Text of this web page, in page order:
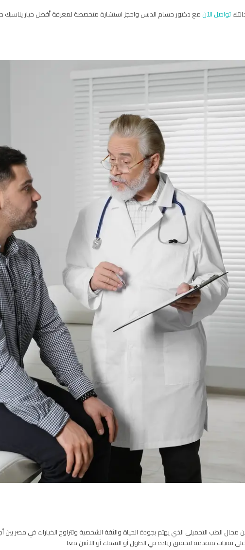
تواصل الآن مع دكتور حسام الدبس واحجز استشارة متخصصة لمعرفة أفضل خيار يناسبك
التجميلي الذي يهتم بجودة الحياة والثقة الشخصية وتتراوح الخيارات في مصر بين
على تقنيات متقدمة لتحقيق زيادة في الطول أو السمك أو الاثنين معا